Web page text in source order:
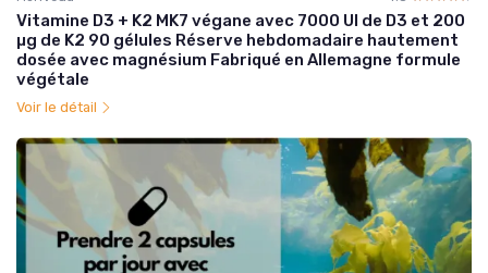
Vitamine D3 + K2 MK7 végane avec 7000 UI de D3 et 200
µg de K2 90 gélules Réserve hebdomadaire hautement
dosée avec magnésium Fabriqué en Allemagne formule
végétale
Voir le détail